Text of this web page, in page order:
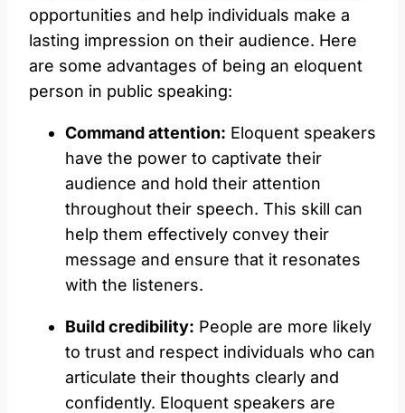
opportunities and help individuals make a
lasting impression on their audience. Here
are some advantages of being an eloquent
person in public speaking:
Command attention: Eloquent speakers
have the power to captivate their
audience and hold their attention
throughout their speech. This skill can
help them effectively convey their
message and ensure that it resonates
with the listeners.
Build credibility: People are more likely
to trust and respect individuals who can
articulate their thoughts clearly and
confidently. Eloquent speakers are